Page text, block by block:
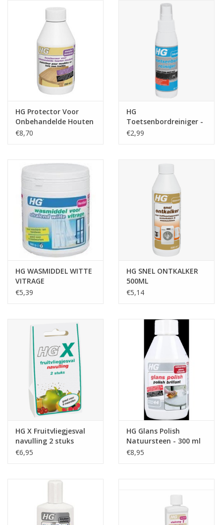
Feestartikelen
Vitaliteit
KAARTEN
Horloge
Tafelen
Kalenders
Keuken textiele
Bakken & Braden
Weckpotten
Schoonmaken
Mepal
Cadeaubonnen
HG Protector Voor
Onbehandelde Houten
Meubels
€8,70
HG
Toetsenbordreiniger -
100 ml
€2,99
HG WASMIDDEL WITTE
VITRAGE
€5,39
HG SNEL ONTKALKER
500ML
€5,14
HG X Fruitvliegjesval
navulling 2 stuks
€6,95
HG Glans Polish
Natuursteen - 300 ml
€8,95